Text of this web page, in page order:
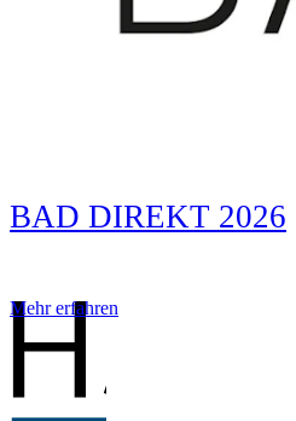
BAD DIREKT 2026
Mehr erfahren